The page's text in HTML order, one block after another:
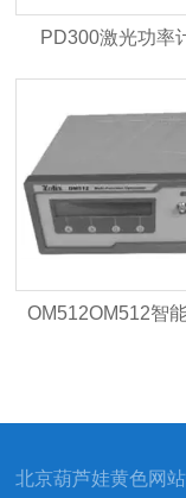
PD300激光功率
（一）
OM512OM512智
北京葫芦娃黄色网站